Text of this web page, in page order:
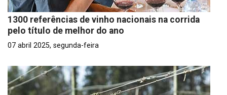
1300 referências de vinho nacionais na corrida
pelo título de melhor do ano
07 abril 2025, segunda-feira